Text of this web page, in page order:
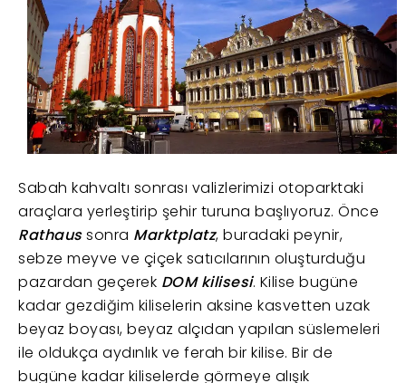
Sabah kahvaltı sonrası valizlerimizi otoparktaki
araçlara yerleştirip şehir turuna başlıyoruz. Önce
Rathaussonra Marktplatz, buradaki peynir,
sebze meyve ve çiçek satıcılarının oluşturduğu
pazardan geçerek DOM kilisesi. Kilise bugüne
kadar gezdiğim kiliselerin aksine kasvetten uzak
beyaz boyası, beyaz alçıdan yapılan süslemeleri
ile oldukça aydınlık ve ferah bir kilise. Bir de
bugüne kadar kiliselerde görmeye alışık